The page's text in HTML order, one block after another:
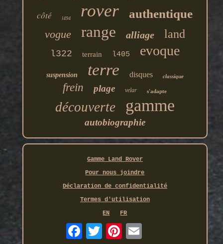
côté l494 rover authentique
vogue range alliage land
l322 terrain l405 evoque
suspension terre disques classique
frein plage velar s'adapte
découverte gamme
autobiographie
Gamme Land Rover
Pour nous joindre
Déclaration de confidentialité
Termes d'utilisation
EN
FR